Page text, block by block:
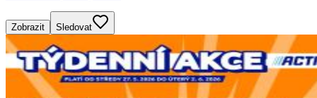
Zobrazit Sledovat